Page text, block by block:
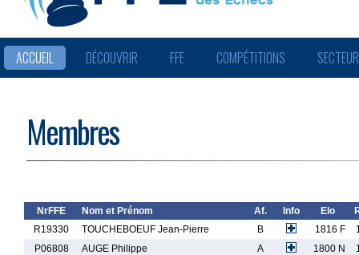
ACCUEIL DÉCOUVRIR FFE COMPÉTITIONS
Membres
NrFFE Nom et Prénom Af. Info Elo
R19330
TOUCHEBOEUF Jean-Pierre B 1816 F
P06808
AUGE Philippe A 1800 N